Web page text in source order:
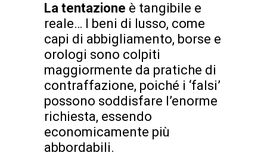
La tentazione è tangibile e
reale… I beni di lusso, come
capi di abbigliamento, borse e
orologi sono colpiti
maggiormente da pratiche di
contraffazione, poiché i ‘falsi’
possono soddisfare l’enorme
richiesta, essendo
economicamente più
abbordabili.